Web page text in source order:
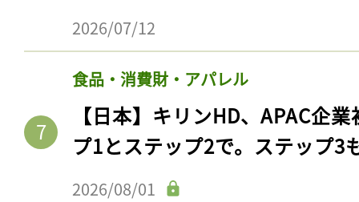
2026/07/12
食品・消費財・アパレル
【日本】キリンHD、APAC企
プ1とステップ2で。ステップ3
2026/08/01